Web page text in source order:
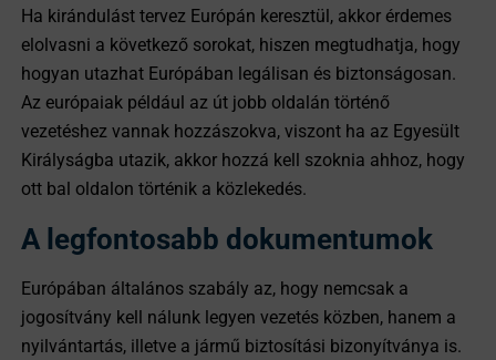
Ha kirándulást tervez Európán keresztül, akkor érdemes
elolvasni a következő sorokat, hiszen megtudhatja, hogy
hogyan utazhat Európában legálisan és biztonságosan.
Az európaiak például az út jobb oldalán történő
vezetéshez vannak hozzászokva, viszont ha az Egyesült
Királyságba utazik, akkor hozzá kell szoknia ahhoz, hogy
ott bal oldalon történik a közlekedés.
A legfontosabb dokumentumok
Európában általános szabály az, hogy nemcsak a
jogosítvány kell nálunk legyen vezetés közben, hanem a
nyilvántartás, illetve a jármű biztosítási bizonyítványa is.